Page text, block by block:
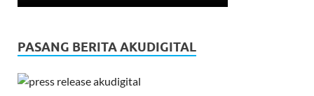
PASANG BERITA AKUDIGITAL